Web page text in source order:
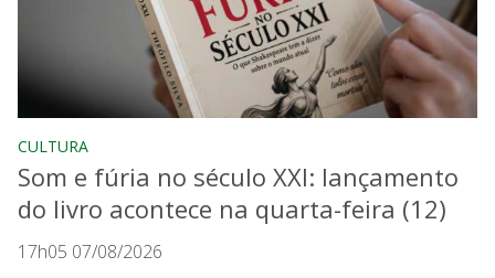
CULTURA
Som e fúria no século XXI: lançamento
do livro acontece na quarta-feira (12)
17h05 07/08/2026